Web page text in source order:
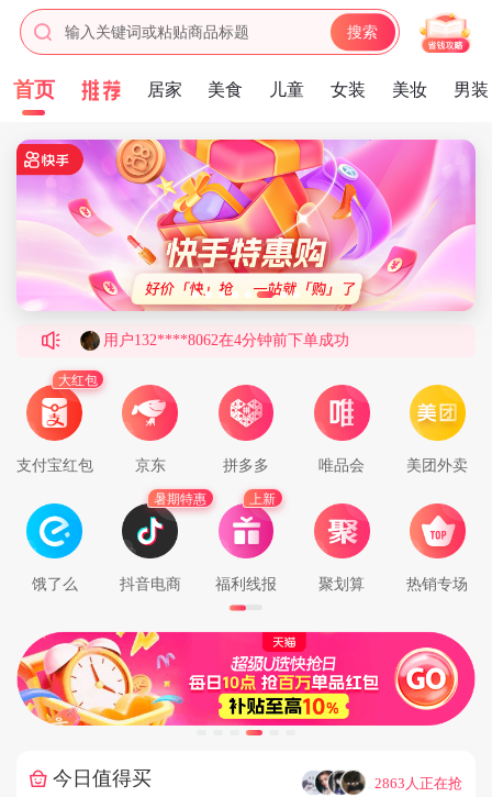
输入关键词或粘贴商品标题 搜索
首页 居家 美食 儿童 女装 美妆 男装
用户189****5039在7分钟前下单成功
用户132****9382在8分钟前下单成功
用户153****5332在8分钟前下单成功
用户133****1997在1分钟前下单成功
用户186****3020在4分钟前下单成功
用户188****1984在7分钟前下单成功
用户132****8062在4分钟前下单成功
用户139****4189在8分钟前下单成功
用户147****2692在6分钟前下单成功
用户180****5041在9分钟前下单成功
用户182****3141在1分钟前下单成功
用户133****5153在5分钟前下单成功
用户135****5818在6分钟前下单成功
用户183****4818在4分钟前下单成功
用户133****2952在8分钟前下单成功
用户176****1137在1分钟前下单成功
用户181****6983在1分钟前下单成功
用户177****2173在7分钟前下单成功
用户131****9301在3分钟前下单成功
用户147****4878在8分钟前下单成功
支付宝红包
大红包
京东 拼多多 唯品会 美团外卖
饿了么 抖音电商
暑期特惠
福利线报
上新
聚划算 热销专场
今日值得买 ··· 2863人正在抢